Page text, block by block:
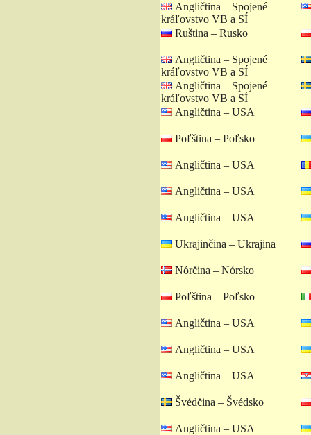
Angličtina – Spojené
kráľovstvo VB a SÍ
Ruština – Rusko
Angličtina – Spojené
kráľovstvo VB a SÍ
Angličtina – Spojené
kráľovstvo VB a SÍ
Angličtina – USA
Poľština – Poľsko
Angličtina – USA
Angličtina – USA
Angličtina – USA
Ukrajinčina – Ukrajina
Nórčina – Nórsko
Poľština – Poľsko
Angličtina – USA
Angličtina – USA
Angličtina – USA
Švédčina – Švédsko
Angličtina – USA